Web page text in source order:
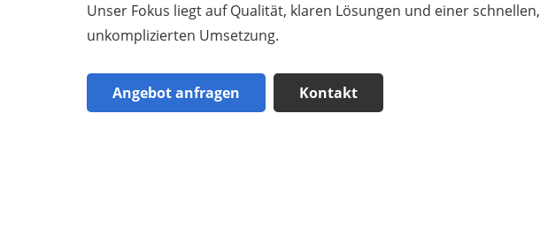
Unser Fokus liegt auf Qualität, klaren Lösungen und einer schnellen,
unkomplizierten Umsetzung.
Angebot anfragen Kontakt